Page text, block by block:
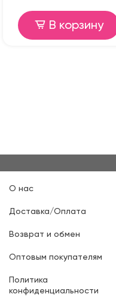
В корзину
О нас
Доставка/Оплата
Возврат и обмен
Оптовым покупателям
Политика
конфиденциальности